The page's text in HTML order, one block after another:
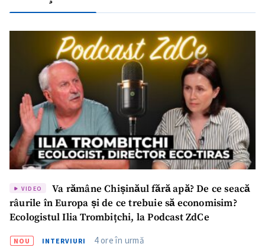
VIDEO
Va rămâne Chișinăul fără apă? De ce seacă
râurile în Europa și de ce trebuie să economisim?
Ecologistul Ilia Trombițchi, la Podcast ZdCe
NOU INTERVIURI 4 ore în urmă